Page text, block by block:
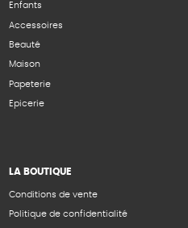
Enfants
Accessoires
Beauté
Maison
Papeterie
Epicerie
LA BOUTIQUE
Conditions de vente
Politique de confidentialité